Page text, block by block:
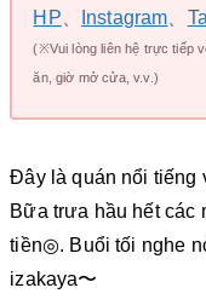
HP
Instagram
(※Vui lòng liên hệ trực tiếp
ăn, giờ mở cửa, v.v.)
Đây là quán nổi tiếng
Bữa trưa hầu hết các
tiền◎. Buổi tối nghe
izakaya〜